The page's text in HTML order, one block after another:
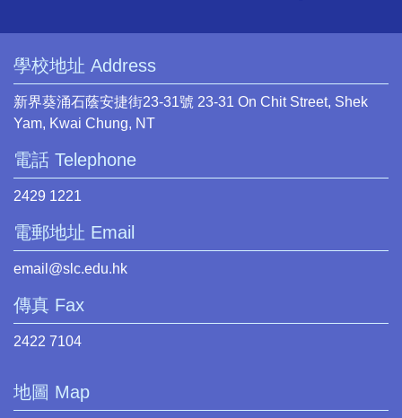
學校地址 Address
新界葵涌石蔭安捷街23-31號 23-31 On Chit Street, Shek
Yam, Kwai Chung, NT
電話 Telephone
2429 1221
電郵地址 Email
email@slc.edu.hk
傳真 Fax
2422 7104
地圖 Map